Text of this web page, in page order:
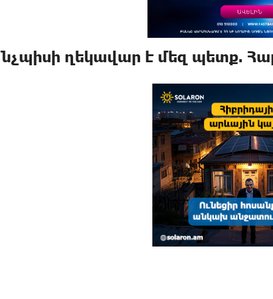
ղեկավար է մեզ պետք.